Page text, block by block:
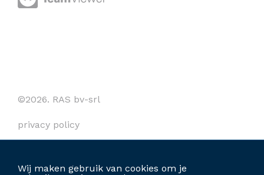
Wij maken gebruik van cookies om je
©2026. RAS bv-srl
privacy policy